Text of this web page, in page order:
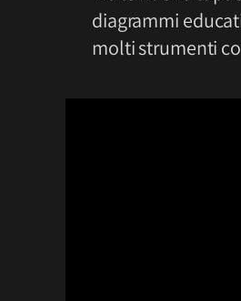
diagrammi
molti strumenti